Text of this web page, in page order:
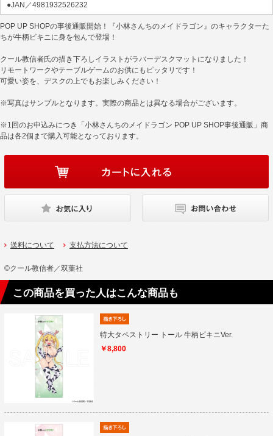
●JAN／4981932526232
POP UP SHOPの事後通販開始！『小林さんちのメイドラゴン』のキャラクターた
ちが牛柄ビキニに身を包んで登場！
クール教信者氏の描き下ろしイラストがラバーデスクマットになりました！
リモートワークやテーブルゲームのお供にもピッタリです！
可愛い姿を、デスクの上でもお楽しみください！
※写真はサンプルとなります。実際の商品とは異なる場合がございます。
※1回のお申込みにつき「小林さんちのメイドラゴン POP UP SHOP事後通販」商
品は各2個まで購入可能となっております。
送料について 支払方法について
©クール教信者／双葉社
この商品を買った人はこんな商品も
特大タペストリー トール 牛柄ビキニVer.
￥8,800